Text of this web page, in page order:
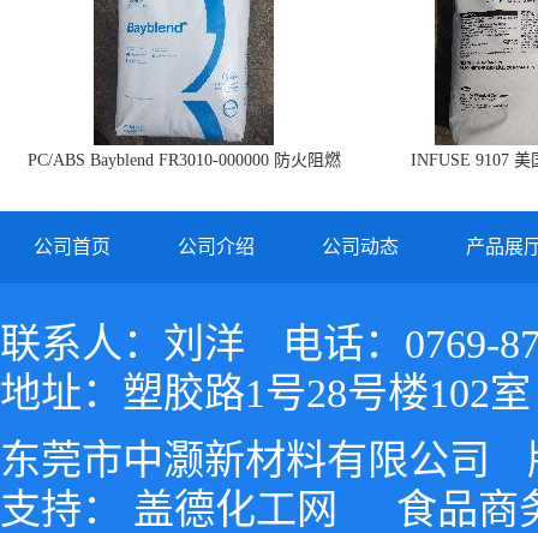
PC/ABS Bayblend FR3010-000000 防火阻燃
INFUSE 9107 美
公司首页 公司介绍 公司动态 产品展
联系人：刘洋
电话：0769-
地址：塑胶路1号28号楼102室
东莞市中灏新材料有限公司
支持： 盖德化工网 食品商